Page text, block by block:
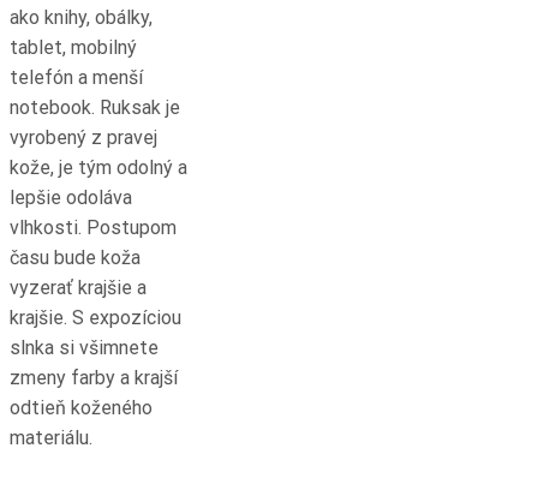
ako knihy, obálky,
tablet, mobilný
telefón a menší
notebook. Ruksak je
vyrobený z pravej
kože, je tým odolný a
lepšie odoláva
vlhkosti. Postupom
času bude koža
vyzerať krajšie a
krajšie. S expozíciou
slnka si všimnete
zmeny farby a krajší
odtieň koženého
materiálu.